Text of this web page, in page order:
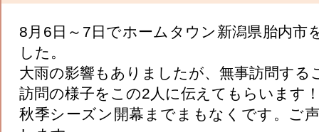
8月6日～7日でホームタウン新潟県胎内市
した。
大雨の影響もありましたが、無事訪問する
訪問の様子をこの2人に伝えてもらいます
秋季シーズン開幕までまもなくです。ご